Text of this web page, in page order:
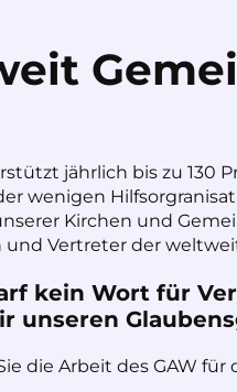
jährlich bis zu 130
wenigen
Kirchen und
Vertreter der
kein Wort für
unseren
die Arbeit des GAW für